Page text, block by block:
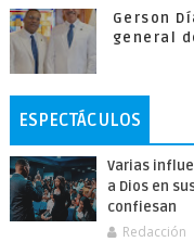
Gerson
general
ESPECTÁCULOS
Varias
a Dios en
confiesan
Redacción